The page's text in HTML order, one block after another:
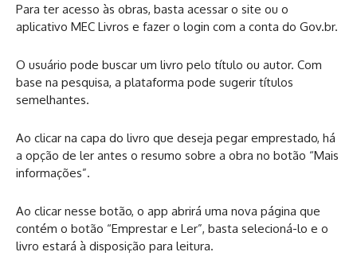
Para ter acesso às obras, basta acessar o site ou o
aplicativo MEC Livros e fazer o login com a conta do Gov.br.
O usuário pode buscar um livro pelo título ou autor. Com
base na pesquisa, a plataforma pode sugerir títulos
semelhantes.
Ao clicar na capa do livro que deseja pegar emprestado, há
a opção de ler antes o resumo sobre a obra no botão “Mais
informações”.
Ao clicar nesse botão, o app abrirá uma nova página que
contém o botão “Emprestar e Ler”, basta selecioná-lo e o
livro estará à disposição para leitura.